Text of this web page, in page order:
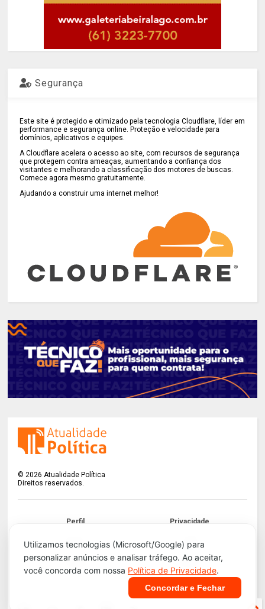
Utilizamos tecnologias (Microsoft/Google) para
personalizar anúncios e analisar tráfego. Ao aceitar,
você concorda com nossa Política de Privacidade.
Concordar e Fechar
Segurança
Este site é protegido e otimizado pela tecnologia Cloudflare, líder em
performance e segurança online. Proteção e velocidade para
domínios, aplicativos e equipes.
A Cloudflare acelera o acesso ao site, com recursos de segurança
que protegem contra ameaças, aumentando a confiança dos
visitantes e melhorando a classificação dos motores de buscas.
Comece agora mesmo gratuitamente.
Ajudando a construir uma internet melhor!
©2026 Atualidade Política
Direitos reservados.
Perfil Privacidade
Termos LGPD
Contato Apoie!